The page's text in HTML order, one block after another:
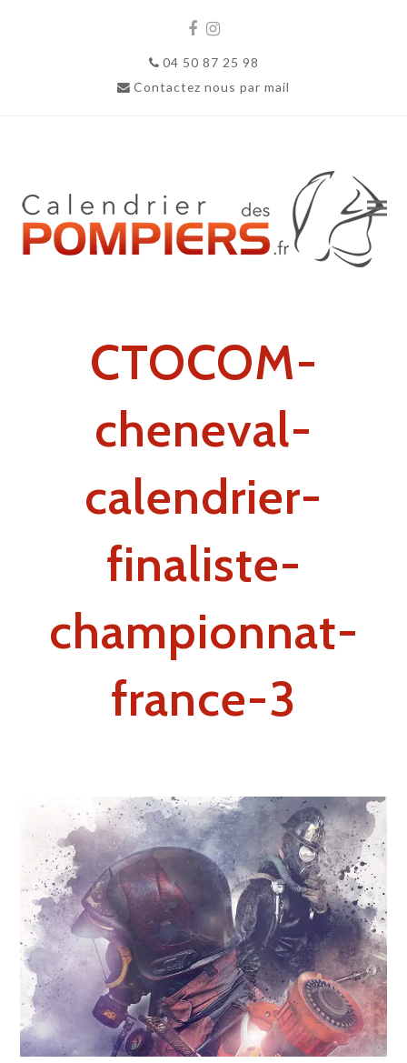
Facebook
Instagram
04 50 87 25 98
Contactez nous par mail
CTOCOM-
cheneval-
calendrier-
finaliste-
championnat-
france-3